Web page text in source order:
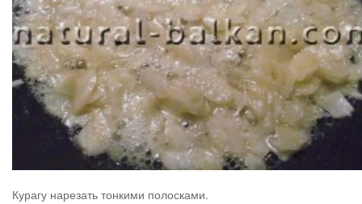
Курагу нарезать тонкими полосками.